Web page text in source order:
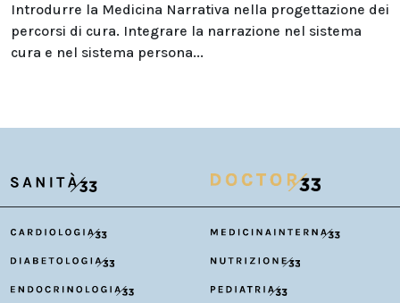
Introdurre la Medicina Narrativa nella progettazione dei
percorsi di cura. Integrare la narrazione nel sistema
cura e nel sistema persona...